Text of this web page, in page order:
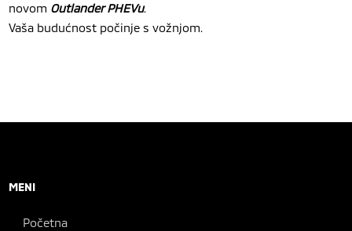
novom Outlander PHEVu.
Vaša budućnost počinje s vožnjom.
MENI
Početna